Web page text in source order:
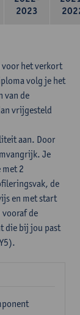
2023
het verkort
volg je het
van de
vrijgesteld
aan. Door
Je
2
de
en met start
vooraf de
die bij jou past